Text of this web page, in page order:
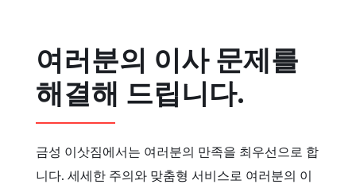
여러분의 이사 문제를
해결해 드립니다.
금성 이삿짐에서는 여러분의 만족을 최우선으로 합
니다. 세세한 주의와 맞춤형 서비스로 여러분의 이